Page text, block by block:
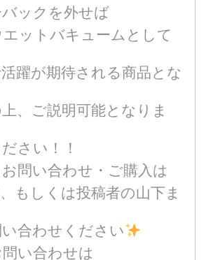
ックを外せば
ットバキュームとして
躍が期待される商品とな
、ご説明可能となりま
さい！！
問い合わせ・ご購入は
もしくは投稿者の山下ま
合わせください
い合わせは